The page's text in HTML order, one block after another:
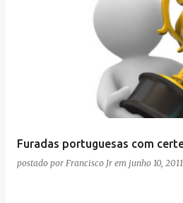
Furadas portuguesas com
postado por Francisco Jr em junho 10, 2011